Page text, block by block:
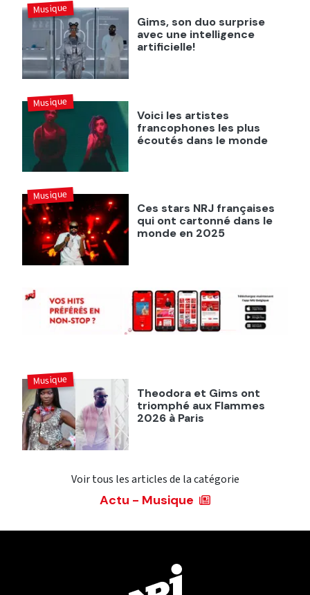
Gims, son duo surprise
avec une intelligence
artificielle!
Musique
Voici les artistes
francophones les plus
écoutés dans le monde
Musique
Ces stars NRJ françaises
qui ont cartonné dans le
monde en 2025
Musique
Theodora et Gims ont
triomphé aux Flammes
2026 à Paris
Musique
Voir tous les articles de la catégorie
Actu - Musique